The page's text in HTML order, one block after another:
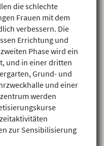
die schlechte
Frauen mit dem
verbessern. Die
Errichtung und
Phase wird ein
und in einer dritten
Grund- und
und einer
werden
zur Sensibilisierung